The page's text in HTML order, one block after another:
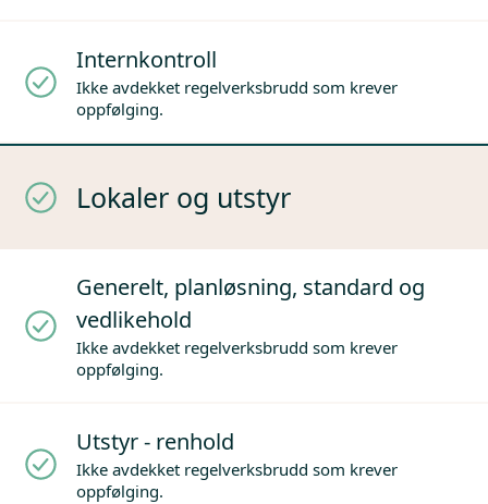
Internkontroll
Ikke avdekket regelverksbrudd som krever
oppfølging.
Lokaler og utstyr
Generelt, planløsning, standard og
vedlikehold
Ikke avdekket regelverksbrudd som krever
oppfølging.
Utstyr - renhold
Ikke avdekket regelverksbrudd som krever
oppfølging.